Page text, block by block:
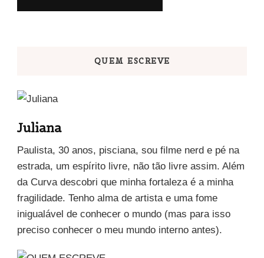
QUEM ESCREVE
Juliana
Paulista, 30 anos, pisciana, sou filme nerd e pé na
estrada, um espírito livre, não tão livre assim. Além
da Curva descobri que minha fortaleza é a minha
fragilidade. Tenho alma de artista e uma fome
inigualável de conhecer o mundo (mas para isso
preciso conhecer o meu mundo interno antes).